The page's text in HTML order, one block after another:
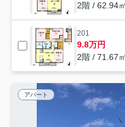
2階 / 62.94
201
9.8万円
2階 / 71.67
アパート